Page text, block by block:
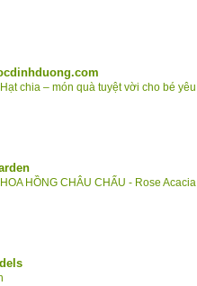
Hạt chia – món quà tuyệt vời cho bé yêu
HOA HỒNG CHÂU CHẤU - Rose Acacia